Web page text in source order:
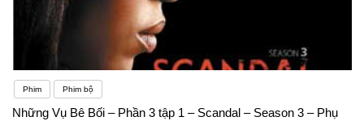
Phim Phim bộ
Những Vụ Bê Bối – Phần 3 tập 1 – Scandal – Season 3 – Phụ